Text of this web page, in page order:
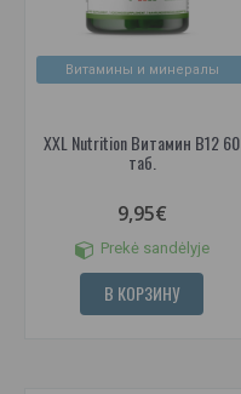
Витамины и минералы
XXL Nutrition Витамин B12 60
таб.
9,95€
Prekė sandėlyje
В КОРЗИНУ